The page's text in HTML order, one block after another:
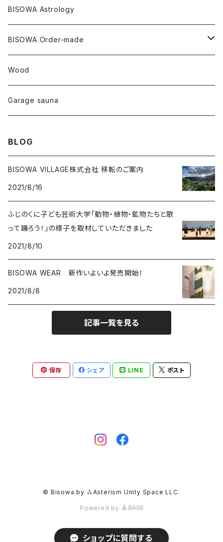
クォーツインクォーツ
ムーンストーン
ルチルクォーツ
ハーキマーダイアモンド
スモーキークォーツ
ガーデンクォーツ
パイライト
アメリカ
縁キャンドル
大蝶恵美子
Tomoko Uemura Art 麻炭陶器
Cosmic hemp
YUGEN GLASS
others
foods
能作
バンブー
オーガニックフリース
宇佐美聖子
Misakubo Japan
碧-AOI-の松葉天然酵母パン
Uwajima Japan
BISOWA Astrology
BISOWA Order-made
∞Seiko Usami∞
Wood
Garage sauna
BLOG
BISOWA VILLAGE株式会社 移転のご案内
2021/8/16
ふじのくに子ども芸術大学「動物・植物・鉱物たちと歌
って踊ろう！」の様子を取材していただきました
2021/8/10
BISOWA WEAR 新作いよいよ発売開始！
2021/8/8
記事一覧を見る
保存 シェア LINE ポスト
© Bisowa by ⁂Asterism Unity Space LLC.
Powered by
ショップに質問する